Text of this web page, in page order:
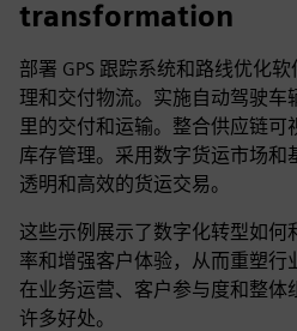
transformation
部署 GPS 跟踪系统和路线优化
理和交付物流。实施自动驾驶车
里的交付和运输。整合供应链可
库存管理。采用数字货运市场和
透明和高效的货运交易。
这些示例展示了数字化转型如何
率和增强客户体验，从而重塑
在业务运营、客户参与度和整体
许多好处。